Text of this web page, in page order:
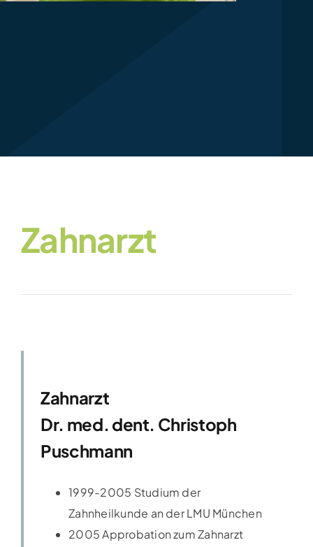
Zahnarzt
Zahnarzt
Dr. med. dent. Christoph
Puschmann
1999-2005 Studium der
Zahnheilkunde an der LMU München
2005 Approbation zum Zahnarzt